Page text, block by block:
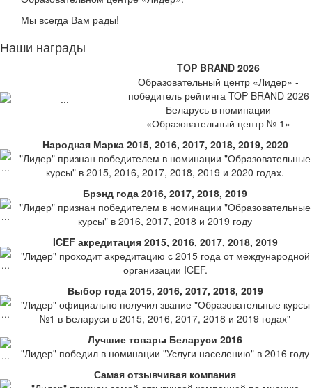
Мы всегда Вам рады!
Наши награды
TOP BRAND 2026
Образовательный центр «Лидер» -
победитель рейтинга TOP BRAND 2026
Беларусь в номинации
«Образовательный центр № 1»
Народная Марка 2015, 2016, 2017, 2018, 2019, 2020
"Лидер" признан победителем в номинации "Образовательные
курсы" в 2015, 2016, 2017, 2018, 2019 и 2020 годах.
Брэнд года 2016, 2017, 2018, 2019
"Лидер" признан победителем в номинации "Образовательные
курсы" в 2016, 2017, 2018 и 2019 году
ICEF акредитация 2015, 2016, 2017, 2018, 2019
"Лидер" проходит акредитацию с 2015 года от международной
организации ICEF.
Выбор года 2015, 2016, 2017, 2018, 2019
"Лидер" официально получил звание "Образовательные курсы
№1 в Беларуси в 2015, 2016, 2017, 2018 и 2019 годах"
Лучшие товары Беларуси 2016
"Лидер" победил в номинации "Услуги населению" в 2016 году
Самая отзывчивая компания